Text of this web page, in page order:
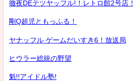
徹夜DEテツヤッフル!！レトロ館2号店！
剛Q超児ともっふる！
ヤナッフル ゲームだいすき6！放送局
ヒウラー総統の野望
魁!!アイドル塾!